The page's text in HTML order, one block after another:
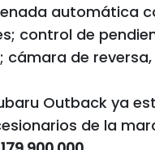
automática
control de
cámara de
Outback ya
de la